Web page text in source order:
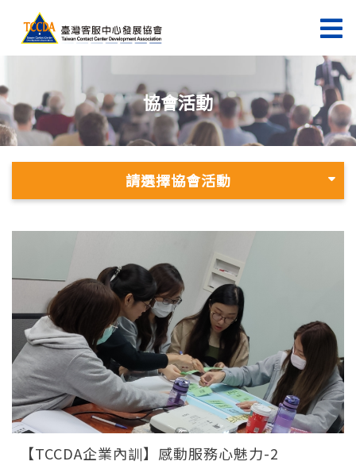
協會活動
請選擇協會活動
【TCCDA企業內訓】感動服務心魅力-2